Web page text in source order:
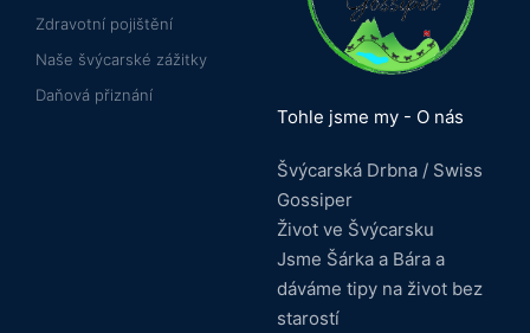
Zdravotní pojištění
Naše švýcarské zážitky
Daňová přiznání
Tohle jsme my - O nás
Švýcarská Drbna / Swiss
Gossiper
Život ve Švýcarsku
Jsme Šárka a Bára a
dáváme tipy na život bez
starostí